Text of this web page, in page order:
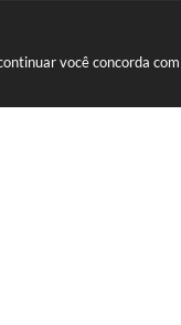
você concorda